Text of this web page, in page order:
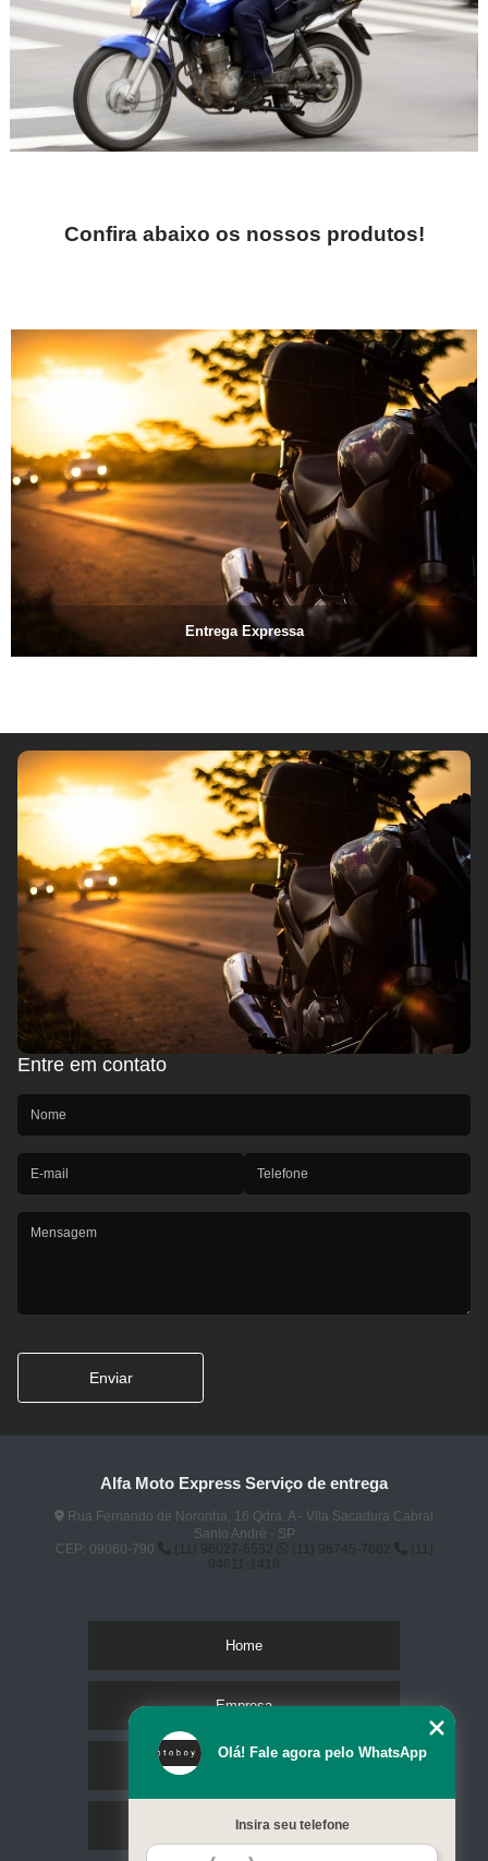
Confira abaixo os nossos produtos!
Entrega Expressa
Entre em contato
Enviar
Alfa Moto Express Serviço de entrega
Rua Fernando de Noronha, 16 Qdra. A - Vila Sacadura Cabral
Santo André - SP
CEP: 09060-790
(11) 96027-6532 (11) 96745-7662
(11)
94611-1418
Home
Empresa
Serviços
Olá! Fale agora pelo WhatsApp
Insira seu telefone